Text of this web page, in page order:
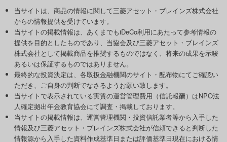
当サイトは、商品の情報に関して三菱アセット・ブレインズ株式会社
からの情報提供を受けています。
当サイトの掲載情報は、あくまでもiDeCo利用にあたって参考情報の
提供を目的としたものであり、当協会及び三菱アセット・ブレインズ
株式会社として掲載商品を推奨するものではなく、将来の成果を示唆
あるいは保証するものではありません。
最終的な投資決定は、各取扱金融機関のサイト・配布物にてご確認い
ただき、ご自身の判断でなさるようお願い致します。
当サイトで表示されている実質の運営管理費用（信託報酬）はNPO法
人確定拠出年金教育協会にて調査・掲載しております。
当サイトの掲載情報は、運営管理機関・投資信託業者等から入手した
情報及び三菱アセット・ブレインズ株式会社が信頼できると判断した
情報源から入手した資料作成基準日または評価基準日現在における情